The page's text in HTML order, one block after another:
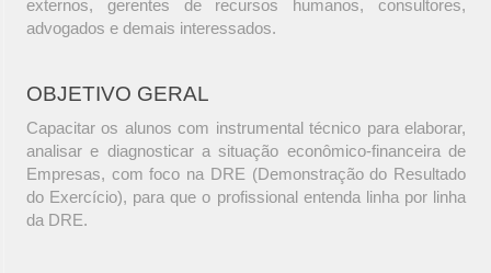
externos, gerentes de recursos humanos, consultores,
advogados e demais interessados.
OBJETIVO GERAL
Capacitar os alunos com instrumental técnico para elaborar,
analisar e diagnosticar a situação econômico-financeira de
Empresas, com foco na DRE (Demonstração do Resultado
do Exercício), para que o profissional entenda linha por linha
da DRE.